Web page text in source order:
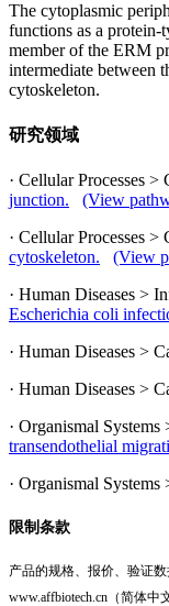
The cytoplasmic
functions as a protein-
member of the ERM
intermediate between
cytoskeleton.
研究领域
· Cellular Processes
junction.
(View
· Cellular Processes
cytoskeleton.
(View
· Human Diseases >
Escherichia coli
· Human Diseases >
· Human Diseases >
· Organismal
transendothelial
· Organismal
限制条款
产品的规格、报价、验证数
www.affbiotech.cn（简体中